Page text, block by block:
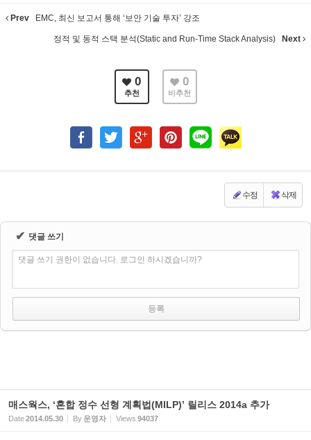
Prev EMC, 최신 보고서 통해 ‘보안 기술 투자’ 강조
정적 및 동적 스택 분석(Static and Run-Time Stack Analysis) Next
0
추천
0
비추천
수정 삭제
✔ 댓글 쓰기
댓글 쓰기 권한이 없습니다. 로그인 하시겠습니까?
매스웍스, ‘혼합 정수 선형 계획법(MILP)’ 릴리스 2014a 추가
Date2014.05.30 By 운영자 Views 94037